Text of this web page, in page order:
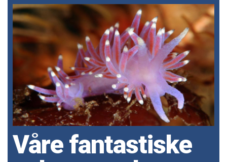
Våre fantastiske